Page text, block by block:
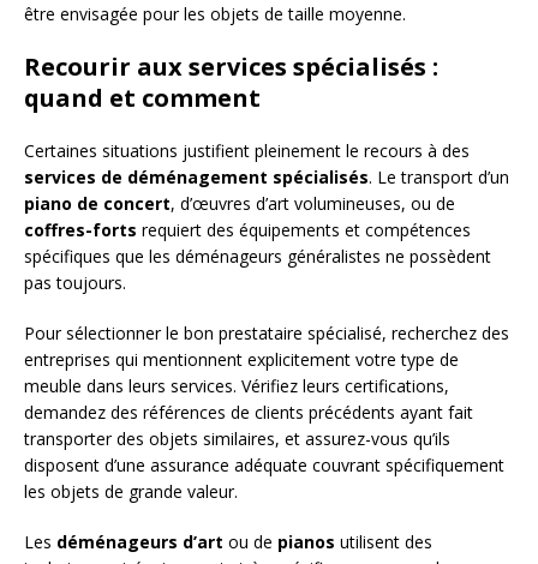
être envisagée pour les objets de taille moyenne.
Recourir aux services spécialisés :
quand et comment
Certaines situations justifient pleinement le recours à des
services de déménagement spécialisés. Le transport d’un
piano de concert, d’œuvres d’art volumineuses, ou de
coffres-forts requiert des équipements et compétences
spécifiques que les déménageurs généralistes ne possèdent
pas toujours.
Pour sélectionner le bon prestataire spécialisé, recherchez des
entreprises qui mentionnent explicitement votre type de
meuble dans leurs services. Vérifiez leurs certifications,
demandez des références de clients précédents ayant fait
transporter des objets similaires, et assurez-vous qu’ils
disposent d’une assurance adéquate couvrant spécifiquement
les objets de grande valeur.
Les déménageurs d’art ou de pianos utilisent des